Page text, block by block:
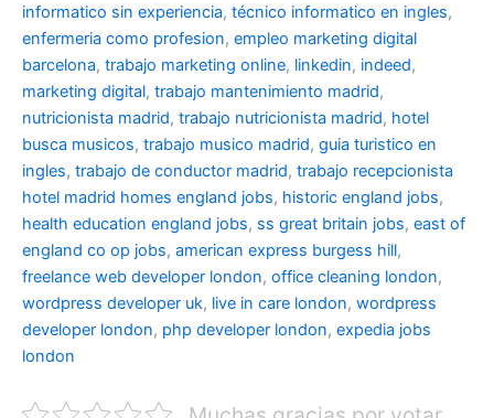
informatico sin experiencia, técnico informatico en ingles,
enfermeria como profesion, empleo marketing digital
barcelona, trabajo marketing online, linkedin, indeed,
marketing digital, trabajo mantenimiento madrid,
nutricionista madrid, trabajo nutricionista madrid, hotel
busca musicos, trabajo musico madrid, guia turistico en
ingles, trabajo de conductor madrid, trabajo recepcionista
hotel madrid homes england jobs, historic england jobs,
health education england jobs, ss great britain jobs, east of
england co op jobs, american express burgess hill,
freelance web developer london, office cleaning london,
wordpress developer uk, live in care london, wordpress
developer london, php developer london, expedia jobs
london